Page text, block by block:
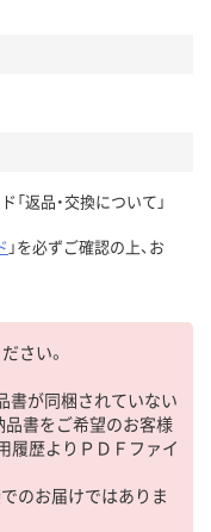
「返品・交換について」
」を必ずご確認の上、お
さい。
書が同梱されていない
書をご希望のお客様
履歴よりＰＤＦファイ
のお届けではありま